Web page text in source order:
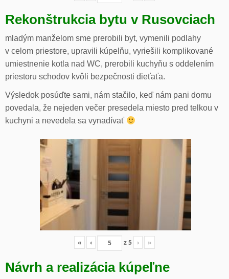
Rekonštrukcia bytu v Rusovciach
mladým manželom sme prerobili byt, vymenili podlahy
v celom priestore, upravili kúpelňu, vyriešili komplikované
umiestnenie kotla nad WC, prerobili kuchyňu s oddelením
priestoru schodov kvôli bezpečnosti dieťaťa.
Výsledok posúďte sami, nám stačilo, keď nám pani domu
povedala, že nejeden večer presedela miesto pred telkou v
kuchyni a nevedela sa vynadívať
« ‹ z5 › »
Návrh a realizácia kúpeľne